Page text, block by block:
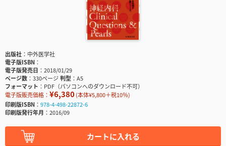
出版社
中外医学社
電子版ISBN
電子版発売日
2018/01/29
ページ数
330ページ判型
A5
フォーマット
PDF（パソコンへのダウンロード不可）
電子版販売価格： ¥6,380(本体¥5,800＋税10％)
印刷版ISBN
978-4-498-22872-6
印刷版発行年月
2016/09
カートに入れる